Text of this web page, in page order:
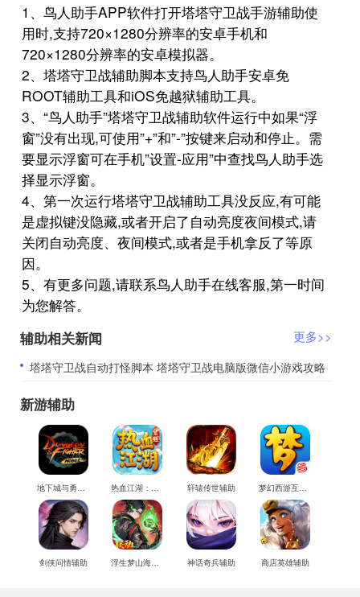
1、鸟人助手APP软件打开塔塔守卫战手游辅助使
用时,支持720×1280分辨率的安卓手机和
720×1280分辨率的安卓模拟器。
2、塔塔守卫战辅助脚本支持鸟人助手安卓免
ROOT辅助工具和iOS免越狱辅助工具。
3、“鸟人助手”塔塔守卫战辅助软件运行中如果“浮
窗”没有出现,可使用”+”和”-”按键来启动和停止。需
要显示浮窗可在手机”设置-应用”中查找鸟人助手选
择显示浮窗。
4、第一次运行塔塔守卫战辅助工具没反应,有可能
是虚拟键没隐藏,或者开启了自动亮度夜间模式,请
关闭自动亮度、夜间模式,或者是手机拿反了等原
因。
5、有更多问题,请联系鸟人助手在线客服,第一时间
为您解答。
辅助相关新闻
更多>>
​塔塔守卫战自动打怪脚本 塔塔守卫战电脑版微信小游戏攻略
新游辅助
地下城与勇士M辅助 热血江湖：觉醒辅助 轩辕传世辅助 梦幻西游互通版辅助
剑侠问情辅助 浮生梦山海辅助 神话奇兵辅助 商店英雄辅助